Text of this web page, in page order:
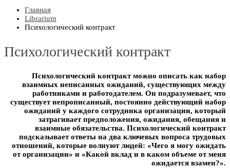
Главная
Librarium
Психологический контракт
Психологический контракт
Психологический контракт можно описать как набор
взаимных неписанных ожиданий, существующих между
работниками и работодателем. Он подразумевает, что
существует непрописанный, постоянно действующий набор
ожиданий у каждого сотрудника организации, который
затрагивает предположения, ожидания, обещания и
взаимные обязательства. Психологический контракт
подсказывает ответы на два ключевых вопроса трудовых
отношений, которые волнуют людей: «Чего я могу ожидать
от организации» и «Какой вклад и в каком объеме от меня
ожидается взамен?».